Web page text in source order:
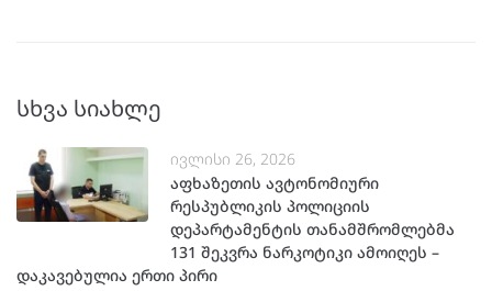
სხვა სიახლე
ივლისი 26, 2026
აფხაზეთის ავტონომიური
რესპუბლიკის პოლიციის
დეპარტამენტის თანამშრომლებმა
131 შეკვრა ნარკოტიკი ამოიღეს –
დაკავებულია ერთი პირი